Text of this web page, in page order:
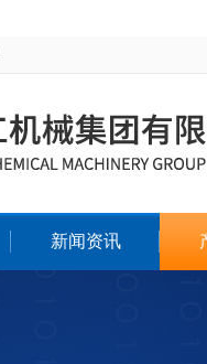
新闻资讯